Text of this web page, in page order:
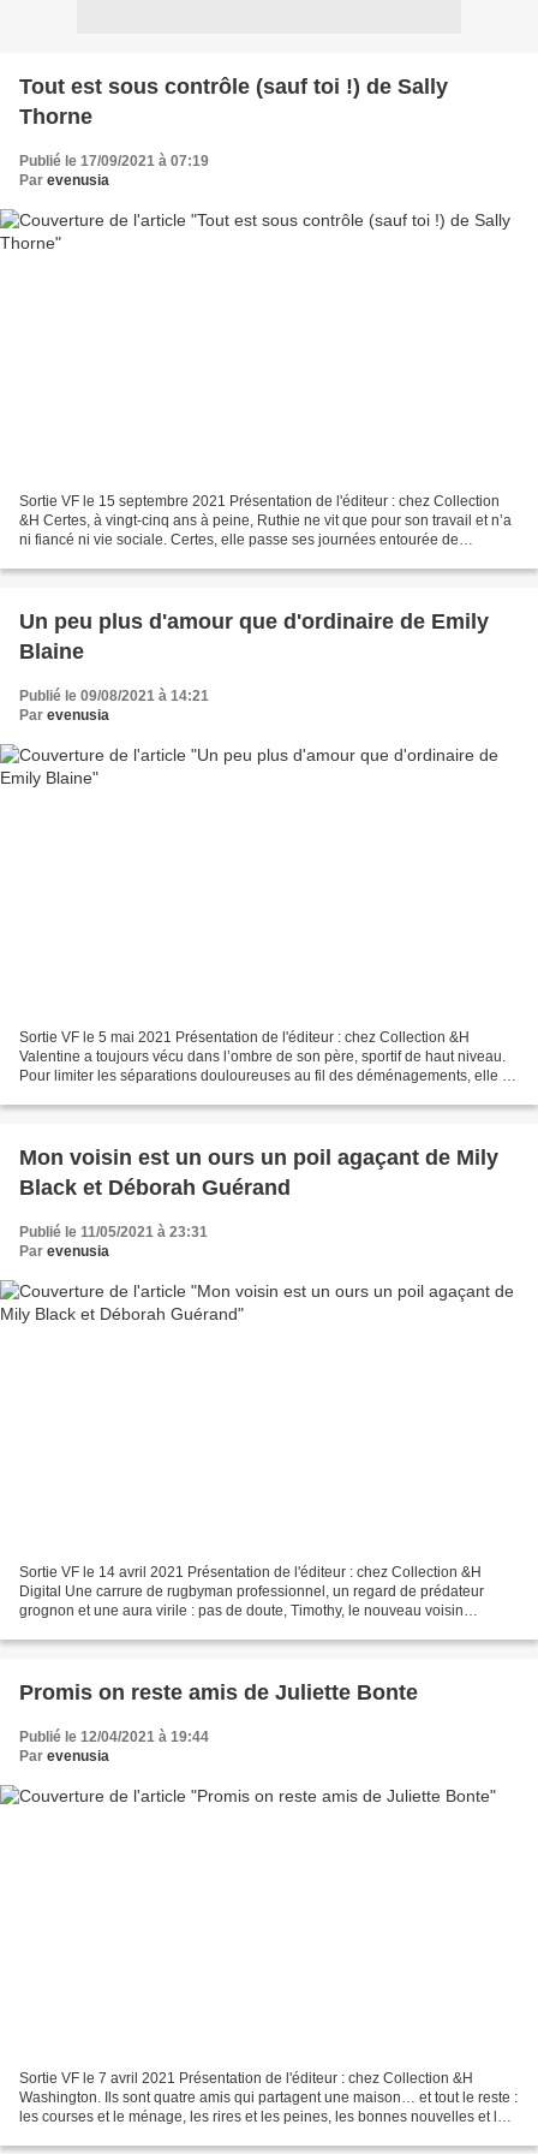
Tout est sous contrôle (sauf toi !) de Sally
Thorne
Publié le 17/09/2021 à 07:19
Par evenusia
Sortie VF le 15 septembre 2021 Présentation de l'éditeur : chez Collection
&H Certes, à vingt-cinq ans à peine, Ruthie ne vit que pour son travail et n’a
ni fiancé ni vie sociale. Certes, elle passe ses journées entourée de
Un peu plus d'amour que d'ordinaire de Emily
Blaine
Publié le 09/08/2021 à 14:21
Par evenusia
Sortie VF le 5 mai 2021 Présentation de l'éditeur : chez Collection &H
Valentine a toujours vécu dans l’ombre de son père, sportif de haut niveau.
Pour limiter les séparations douloureuses au fil des déménagements, elle a
Mon voisin est un ours un poil agaçant de Mily
Black et Déborah Guérand
Publié le 11/05/2021 à 23:31
Par evenusia
Sortie VF le 14 avril 2021 Présentation de l'éditeur : chez Collection &H
Digital Une carrure de rugbyman professionnel, un regard de prédateur
grognon et une aura virile : pas de doute, Timothy, le nouveau voisin
Promis on reste amis de Juliette Bonte
Publié le 12/04/2021 à 19:44
Par evenusia
Sortie VF le 7 avril 2021 Présentation de l'éditeur : chez Collection &H
Washington. Ils sont quatre amis qui partagent une maison… et tout le reste :
les courses et le ménage, les rires et les peines, les bonnes nouvelles et les